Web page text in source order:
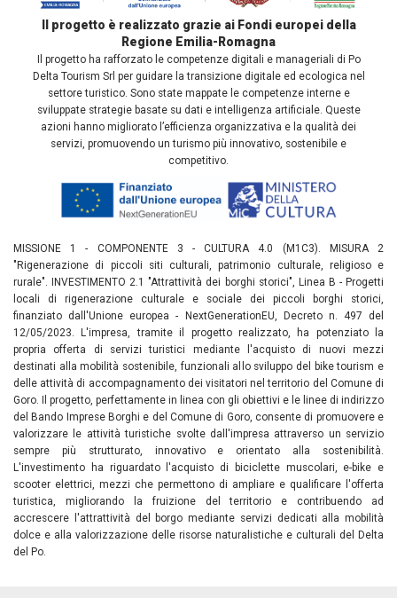
Il progetto è realizzato grazie ai Fondi europei della
Regione Emilia-Romagna
Il progetto ha rafforzato le competenze digitali e manageriali di Po
Delta Tourism Srl per guidare la transizione digitale ed ecologica nel
settore turistico. Sono state mappate le competenze interne e
sviluppate strategie basate su dati e intelligenza artificiale. Queste
azioni hanno migliorato l’efficienza organizzativa e la qualità dei
servizi, promuovendo un turismo più innovativo, sostenibile e
competitivo.
MISSIONE 1 - COMPONENTE 3 - CULTURA 4.0 (M1C3). MISURA 2
"Rigenerazione di piccoli siti culturali, patrimonio culturale, religioso e
rurale". INVESTIMENTO 2.1 "Attrattività dei borghi storici", Linea B - Progetti
locali di rigenerazione culturale e sociale dei piccoli borghi storici,
finanziato dall'Unione europea - NextGenerationEU, Decreto n. 497 del
12/05/2023. L'impresa, tramite il progetto realizzato, ha potenziato la
propria offerta di servizi turistici mediante l'acquisto di nuovi mezzi
destinati alla mobilità sostenibile, funzionali allo sviluppo del bike tourism e
delle attività di accompagnamento dei visitatori nel territorio del Comune di
Goro. Il progetto, perfettamente in linea con gli obiettivi e le linee di indirizzo
del Bando Imprese Borghi e del Comune di Goro, consente di promuovere e
valorizzare le attività turistiche svolte dall'impresa attraverso un servizio
sempre più strutturato, innovativo e orientato alla sostenibilità.
L'investimento ha riguardato l'acquisto di biciclette muscolari, e-bike e
scooter elettrici, mezzi che permettono di ampliare e qualificare l'offerta
turistica, migliorando la fruizione del territorio e contribuendo ad
accrescere l'attrattività del borgo mediante servizi dedicati alla mobilità
dolce e alla valorizzazione delle risorse naturalistiche e culturali del Delta
del Po.